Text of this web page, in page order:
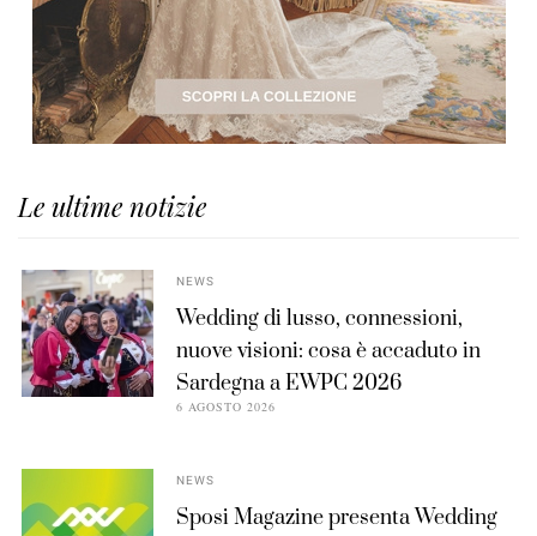
Le ultime notizie
NEWS
Wedding di lusso, connessioni,
nuove visioni: cosa è accaduto in
Sardegna a EWPC 2026
6 AGOSTO 2026
NEWS
Sposi Magazine presenta Wedding